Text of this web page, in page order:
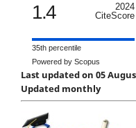
1.4
2024
CiteScore
35th percentile
Powered by Scopus
Last updated on 05
Updated monthly